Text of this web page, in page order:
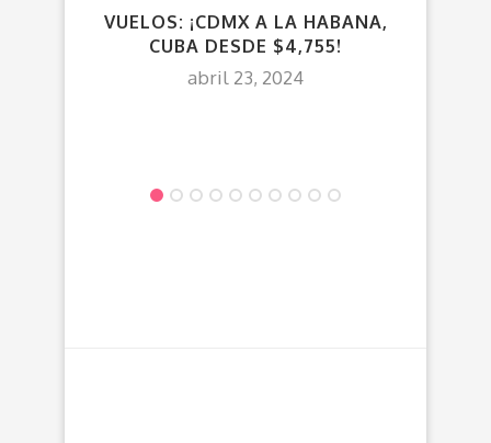
VUELOS: ¡CDMX A LA HABANA,
CUBA DESDE $4,755!
abril 23, 2024